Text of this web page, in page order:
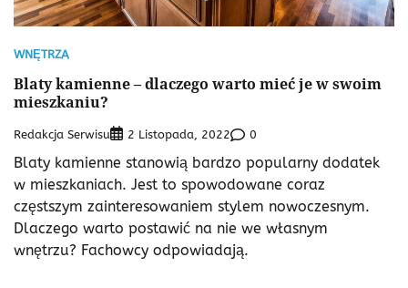
WNĘTRZA
Blaty kamienne – dlaczego warto mieć je w swoim
mieszkaniu?
Redakcja Serwisu 2 Listopada, 2022 0
Blaty kamienne stanowią bardzo popularny dodatek
w mieszkaniach. Jest to spowodowane coraz
częstszym zainteresowaniem stylem nowoczesnym.
Dlaczego warto postawić na nie we własnym
wnętrzu? Fachowcy odpowiadają.